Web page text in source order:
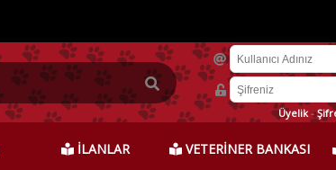
Üyelik-
İLANLAR VETERİNER BANKASI